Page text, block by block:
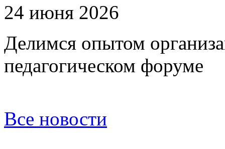
24 июня 2026
Делимся опытом
педагогическом форуме
Все новости